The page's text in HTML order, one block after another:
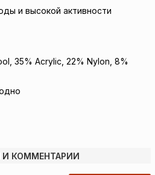
и высокой активности
35% Acrylic, 22% Nylon, 8%
КОММЕНТАРИИ